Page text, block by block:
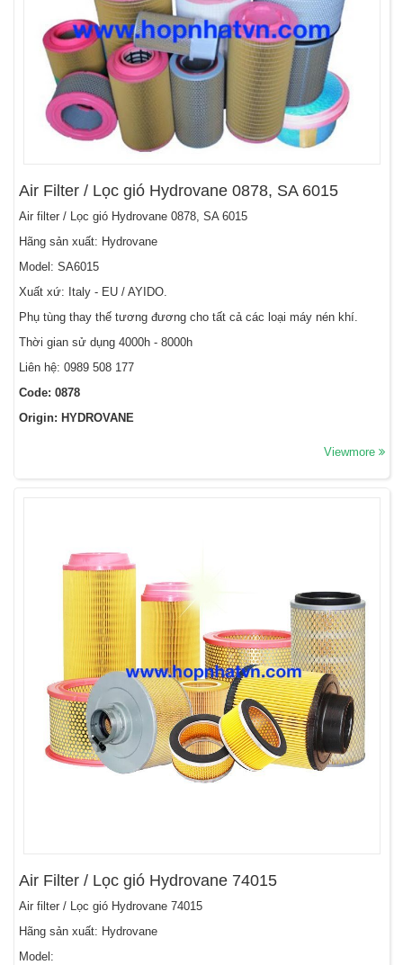
Air Filter / Lọc gió Hydrovane 0878, SA 6015
Air filter / Lọc gió Hydrovane 0878, SA 6015
Hãng sản xuất: Hydrovane
Model: SA6015
Xuất xứ: Italy - EU / AYIDO.
Phụ tùng thay thế tương đương cho tất cả các loại máy nén khí.
Thời gian sử dụng 4000h - 8000h
Liên hệ: 0989 508 177
Code: 0878
Origin: HYDROVANE
Viewmore
Air Filter / Lọc gió Hydrovane 74015
Air filter / Lọc gió Hydrovane 74015
Hãng sản xuất: Hydrovane
Model: